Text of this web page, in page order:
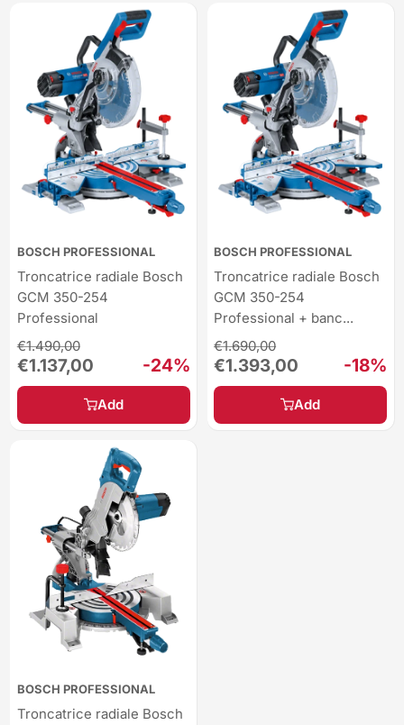
BOSCH PROFESSIONAL
Troncatrice radiale Bosch
GCM 350-254
Professional
Sale
price
€1.137,00
Regular
price
€1.490,00
-24%
Add
BOSCH PROFESSIONAL
Troncatrice radiale Bosch
GCM 350-254
Professional + banc...
Sale
price
€1.393,00
Regular
price
€1.690,00
-18%
Add
BOSCH PROFESSIONAL
Troncatrice radiale Bosch